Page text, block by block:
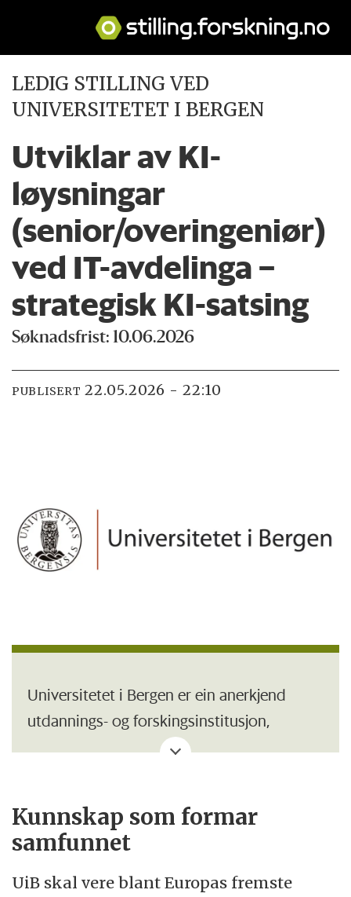
LEDIG STILLING VED
UNIVERSITETET I BERGEN
Utviklar av KI-
løysningar
(senior/overingeniør)
ved IT-avdelinga –
strategisk KI-satsing
Søknadsfrist: 10.06.2026
PUBLISERT 22.05.2026 - 22:10
Universitetet i Bergen er ein anerkjend
utdannings- og forskingsinstitusjon,
organisert i sju fakultet og omlag 54
universitetsområde på Nygårdshøyden,
Haukeland, Marineholmen,
Møllendalsveien og Årstad.
Kunnskap som formar
samfunnet
UiB skal vere blant Europas fremste